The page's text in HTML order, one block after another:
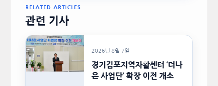
RELATED ARTICLES
관련 기사
2026년 8월 7일
경기김포지역자활센터 ‘더나
은 사업단’ 확장 이전 개소